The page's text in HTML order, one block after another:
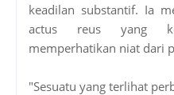
keadilan substantif. Ia
actus reus yang
memperhatikan niat dari
"Sesuatu yang terlihat